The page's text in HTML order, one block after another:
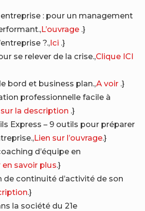
: pour un management
L’ouvrage .}
?.,Ici .}
se relever de la crise.,Clique ICI
bord et business plan.,A voir .}
professionnelle facile à
sur la description .}
Express – 9 outils pour préparer
Lien sur l’ouvrage.}
d’équipe en
en savoir plus.}
de continuité d’activité de son
.}
la société du 21e